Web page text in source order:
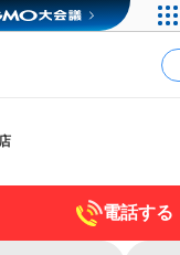
電話する